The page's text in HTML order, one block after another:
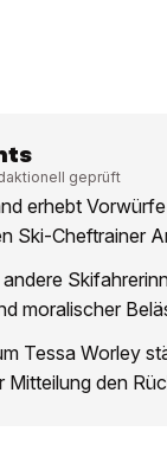
geprüft
erhebt
Ski-Cheftrainer
moralischer
Tessa Worley
Mitteilung den